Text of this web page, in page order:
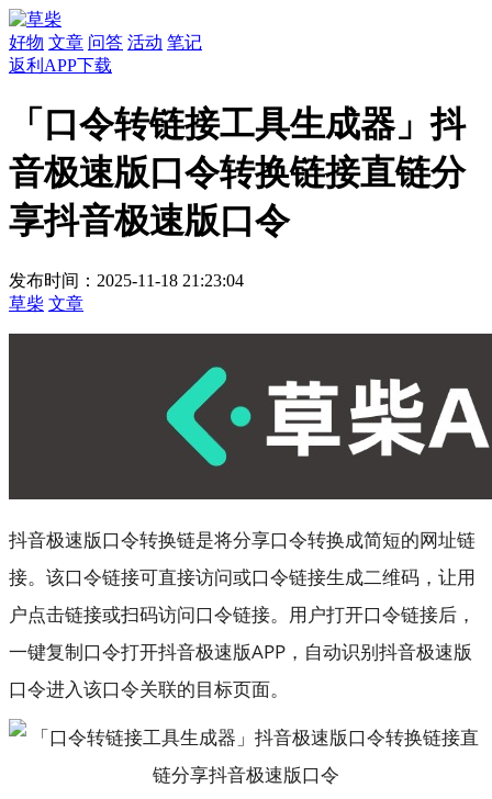
好物 文章 问答 活动 笔记
返利APP下载
「口令转链接工具生成器」抖
音极速版口令转换链接直链分
享抖音极速版口令
发布时间：2025-11-18 21:23:04
草柴 文章
抖音极速版口令转换链是将分享口令转换成简短的网址链
接。该口令链接可直接访问或口令链接生成二维码，让用
户点击链接或扫码访问口令链接。用户打开口令链接后，
一键复制口令打开抖音极速版APP，自动识别抖音极速版
口令进入该口令关联的目标页面。